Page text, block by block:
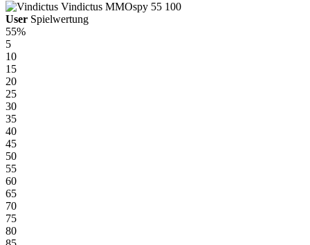
Vindictus MMOspy 55 100
User Spielwertung
55%
5
10
15
20
25
30
35
40
45
50
55
60
65
70
75
80